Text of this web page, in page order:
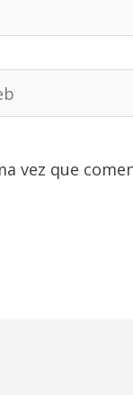
vez que